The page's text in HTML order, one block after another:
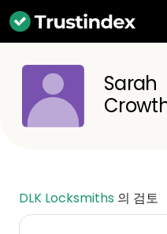
Sarah
DLK Locksmiths 의 검토